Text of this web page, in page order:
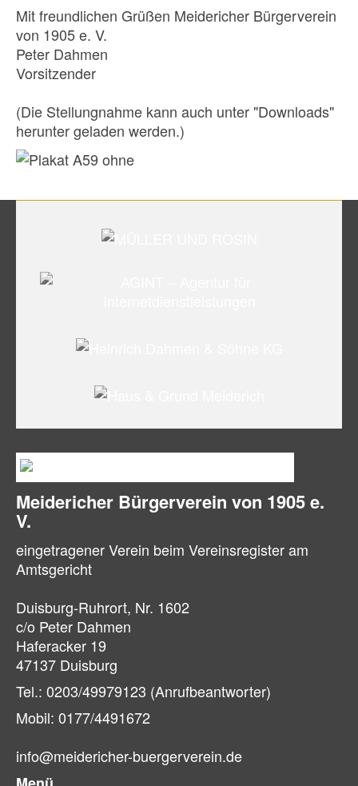
Mit freundlichen Grüßen Meidericher Bürgerverein
von 1905 e. V.
Peter Dahmen
Vorsitzender
(Die Stellungnahme kann auch unter "Downloads"
herunter geladen werden.)
Meidericher Bürger­verein von 1905 e.
V.
eingetragener Verein beim Vereinsregister am
Amtsgericht
Duisburg-Ruhrort, Nr. 1602
c/o Peter Dahmen
Haferacker 19
47137 Duisburg
Tel.: 0203/49979123 (Anrufbeantworter)
Mobil: 0177/4491672
info@meidericher-buergerverein.de